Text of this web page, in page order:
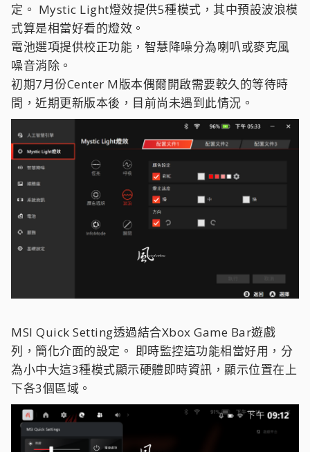
定。 Mystic Light燈效提供5種模式，其中預設波浪模
式算是相當好看的燈效。
電池選項提供校正功能，智慧降噪分為喇叭或麥克風
噪音消除。
初期7月份Center M版本偶爾開啟需要較久的等待時
間，近期更新版本後，目前尚未遇到此情況。
MSI Quick Setting透過結合Xbox Game Bar遊戲
列，簡化介面的設定。 即時監控這功能相當好用，分
為小中大這3種模式顯示硬體即時資訊，顯示位置在上
下各3個區域。